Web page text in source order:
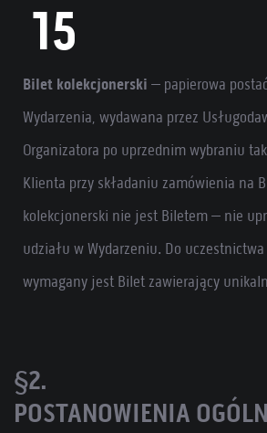
Bilet kolekcjonerski – papierowa
Wydarzenia, wydawana przez
Organizatora po uprzednim wybraniu
Klienta przy składaniu zamówienia na
kolekcjonerski nie jest Biletem – nie
udziału w Wydarzeniu. Do
wymagany jest Bilet zawierający
§2.
POSTANOWIENIA